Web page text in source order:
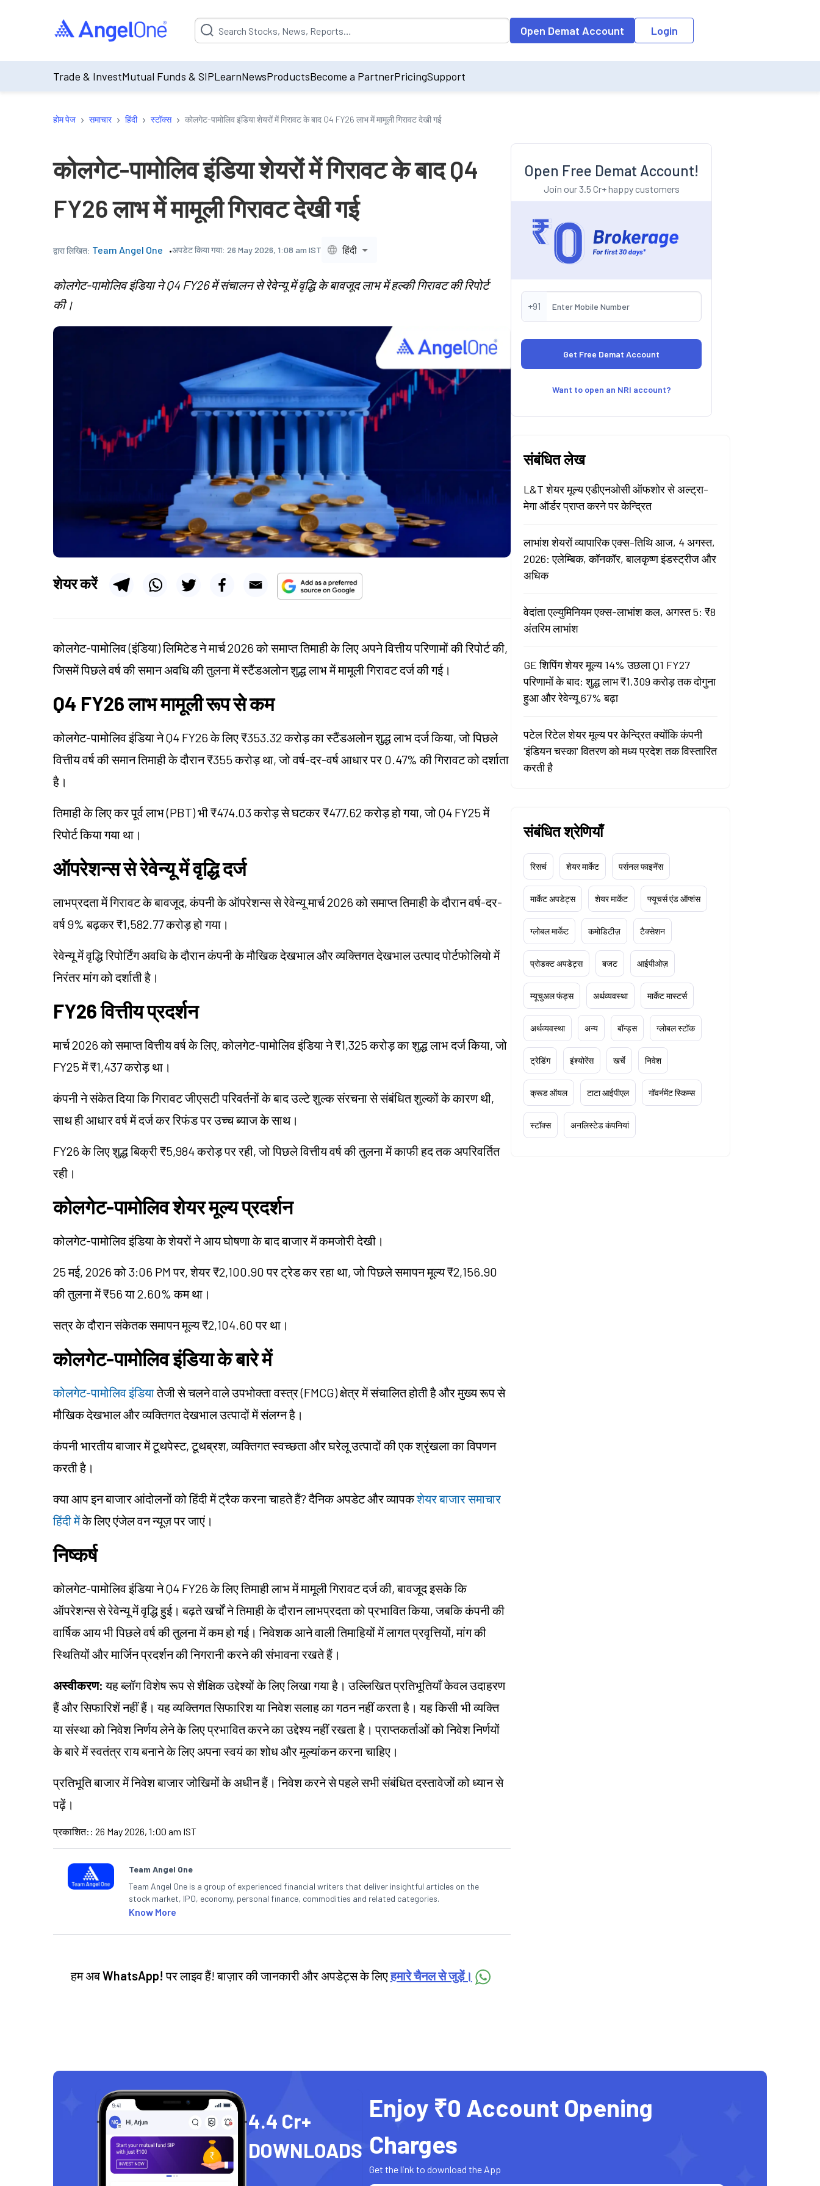
Suggestion will be populated by default on accessing the input field. On entering data into the input field, the suggestion list will be updated as per the
Open Demat Account Login
Trade & InvestMutual Funds & SIPLearnNewsProductsBecome a PartnerPricingSupport
होम पेज › समाचार › हिंदी › स्टॉक्स › कोलगेट-पामोलिव इंडिया शेयरों में गिरावट के बाद Q4 FY26 लाभ में मामूली गिरावट देखी गई
कोलगेट-पामोलिव इंडिया शेयरों में गिरावट के बाद Q4
FY26 लाभ में मामूली गिरावट देखी गई
द्वारा लिखित: Team Angel One अपडेट किया गया: 26 May 2026, 1:08 am IST हिंदी
कोलगेट-पामोलिव इंडिया ने Q4 FY26 में संचालन से रेवेन्यू में वृद्धि के बावजूद लाभ में हल्की गिरावट की रिपोर्ट
की।
शेयर करें
कोलगेट-पामोलिव (इंडिया) लिमिटेड ने मार्च 2026 को समाप्त तिमाही के लिए अपने वित्तीय परिणामों की रिपोर्ट की,
जिसमें पिछले वर्ष की समान अवधि की तुलना में स्टैंडअलोन शुद्ध लाभ में मामूली गिरावट दर्ज की गई।
Q4 FY26 लाभ मामूली रूप से कम
कोलगेट-पामोलिव इंडिया ने Q4 FY26 के लिए ₹353.32 करोड़ का स्टैंडअलोन शुद्ध लाभ दर्ज किया, जो पिछले
वित्तीय वर्ष की समान तिमाही के दौरान ₹355 करोड़ था, जो वर्ष-दर-वर्ष आधार पर 0.47% की गिरावट को दर्शाता
है।
तिमाही के लिए कर पूर्व लाभ (PBT) भी ₹474.03 करोड़ से घटकर ₹477.62 करोड़ हो गया, जो Q4 FY25 में
रिपोर्ट किया गया था।
ऑपरेशन्स से रेवेन्यू में वृद्धि दर्ज
लाभप्रदता में गिरावट के बावजूद, कंपनी के ऑपरेशन्स से रेवेन्यू मार्च 2026 को समाप्त तिमाही के दौरान वर्ष-दर-
वर्ष 9% बढ़कर ₹1,582.77 करोड़ हो गया।
रेवेन्यू में वृद्धि रिपोर्टिंग अवधि के दौरान कंपनी के मौखिक देखभाल और व्यक्तिगत देखभाल उत्पाद पोर्टफोलियो में
निरंतर मांग को दर्शाती है।
FY26 वित्तीय प्रदर्शन
मार्च 2026 को समाप्त वित्तीय वर्ष के लिए, कोलगेट-पामोलिव इंडिया ने ₹1,325 करोड़ का शुद्ध लाभ दर्ज किया, जो
FY25 में ₹1,437 करोड़ था।
कंपनी ने संकेत दिया कि गिरावट जीएसटी परिवर्तनों के बाद उल्टे शुल्क संरचना से संबंधित शुल्कों के कारण थी,
साथ ही आधार वर्ष में दर्ज कर रिफंड पर उच्च ब्याज के साथ।
FY26 के लिए शुद्ध बिक्री ₹5,984 करोड़ पर रही, जो पिछले वित्तीय वर्ष की तुलना में काफी हद तक अपरिवर्तित
रही।
कोलगेट-पामोलिव शेयर मूल्य प्रदर्शन
कोलगेट-पामोलिव इंडिया के शेयरों ने आय घोषणा के बाद बाजार में कमजोरी देखी।
25 मई, 2026 को 3:06 PM पर, शेयर ₹2,100.90 पर ट्रेड कर रहा था, जो पिछले समापन मूल्य ₹2,156.90
की तुलना में ₹56 या 2.60% कम था।
सत्र के दौरान संकेतक समापन मूल्य ₹2,104.60 पर था।
कोलगेट-पामोलिव इंडिया के बारे में
कोलगेट-पामोलिव इंडियातेजी से चलने वाले उपभोक्ता वस्त्र (FMCG) क्षेत्र में संचालित होती है और मुख्य रूप से
मौखिक देखभाल और व्यक्तिगत देखभाल उत्पादों में संलग्न है।
कंपनी भारतीय बाजार में टूथपेस्ट, टूथब्रश, व्यक्तिगत स्वच्छता और घरेलू उत्पादों की एक श्रृंखला का विपणन
करती है।
क्या आप इन बाजार आंदोलनों को हिंदी में ट्रैक करना चाहते हैं? दैनिक अपडेट और व्यापकशेयर बाजार समाचार
हिंदी मेंके लिए एंजेल वन न्यूज़ पर जाएं।
निष्कर्ष
कोलगेट-पामोलिव इंडिया ने Q4 FY26 के लिए तिमाही लाभ में मामूली गिरावट दर्ज की, बावजूद इसके कि
ऑपरेशन्स से रेवेन्यू में वृद्धि हुई। बढ़ते खर्चों ने तिमाही के दौरान लाभप्रदता को प्रभावित किया, जबकि कंपनी की
वार्षिक आय भी पिछले वर्ष की तुलना में कम हो गई। निवेशक आने वाली तिमाहियों में लागत प्रवृत्तियों, मांग की
स्थितियों और मार्जिन प्रदर्शन की निगरानी करने की संभावना रखते हैं।
अस्वीकरण: यह ब्लॉग विशेष रूप से शैक्षिक उद्देश्यों के लिए लिखा गया है। उल्लिखित प्रतिभूतियाँ केवल उदाहरण
हैं और सिफारिशें नहीं हैं। यह व्यक्तिगत सिफारिश या निवेश सलाह का गठन नहीं करता है। यह किसी भी व्यक्ति
या संस्था को निवेश निर्णय लेने के लिए प्रभावित करने का उद्देश्य नहीं रखता है। प्राप्तकर्ताओं को निवेश निर्णयों
के बारे में स्वतंत्र राय बनाने के लिए अपना स्वयं का शोध और मूल्यांकन करना चाहिए।
प्रतिभूति बाजार में निवेश बाजार जोखिमों के अधीन हैं। निवेश करने से पहले सभी संबंधित दस्तावेजों को ध्यान से
पढ़ें।
प्रकाशित: : 26 May 2026, 1:00 am IST
Team Angel One
Team Angel One is a group of experienced financial writers that deliver insightful articles on the
stock market, IPO, economy, personal finance, commodities and related categories.
Know More
हम अबWhatsApp! पर लाइव हैं! बाज़ार की जानकारी और अपडेट्स के लिएहमारे चैनल से जुड़ें।
Open Free Demat Account!
Join our 3.5 Cr+ happy customers
+91
Want to open an NRI account?
संबंधित लेख
L&T शेयर मूल्य एडीएनओसी ऑफशोर से अल्ट्रा-
मेगा ऑर्डर प्राप्त करने पर केन्द्रित
लाभांश शेयरों व्यापारिक एक्स-तिथि आज, 4 अगस्त,
2026: एलेम्बिक, कॉनकॉर, बालकृष्ण इंडस्ट्रीज और
अधिक
वेदांता एल्युमिनियम एक्स-लाभांश कल, अगस्त 5: ₹8
अंतरिम लाभांश
GE शिपिंग शेयर मूल्य 14% उछला Q1 FY27
परिणामों के बाद: शुद्ध लाभ ₹1,309 करोड़ तक दोगुना
हुआ और रेवेन्यू 67% बढ़ा
पटेल रिटेल शेयर मूल्य पर केन्द्रित क्योंकि कंपनी
'इंडियन चस्का' वितरण को मध्य प्रदेश तक विस्तारित
करती है
संबंधित श्रेणियाँ
रिसर्च शेयर मार्केट पर्सनल फाइनेंस
मार्केट अपडेट्स शेयर मार्केट फ्यूचर्स एंड ऑप्शंस
ग्लोबल मार्केट कमोडिटीज़ टैक्सेशन
प्रोडक्ट अपडेट्स बजट आईपीओज़
म्यूचुअल फंड्स अर्थव्यवस्था मार्केट मास्टर्स
अर्थव्यवस्था अन्य बॉन्ड्स ग्लोबल स्टॉक
ट्रेडिंग इंश्योरेंस खर्चे निवेश
क्रूड ऑयल टाटा आईपीएल गॉवर्नमेंट स्किम्स
स्टॉक्स अनलिस्टेड कंपनियां
4.4 Cr+
DOWNLOADS
Enjoy ₹0 Account Opening
Charges
Get the link to download the App